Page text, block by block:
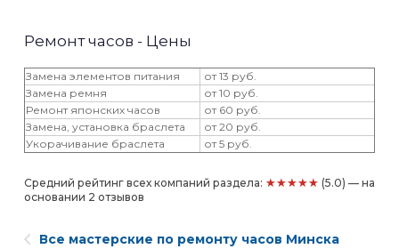
Ремонт часов - Цены
Замена элементов питания
от 13 руб.
Замена ремня
от 10 руб.
Ремонт японских часов
от 60 руб.
Замена, установка браслета
от 20 руб.
Укорачивание браслета
от 5 руб.
Средний рейтинг всех компаний раздела: ★★★★★ (5.0) — на
основании 2 отзывов
Все мастерские по ремонту часов Минска